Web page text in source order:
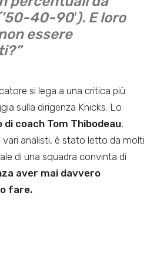
40-90′). E loro
essere
si lega a una critica più
sulla dirigenza Knicks. Lo
coach Tom Thibodeau,
analisti, è stato letto da molti
di una squadra convinta di
aver mai davvero
fare.